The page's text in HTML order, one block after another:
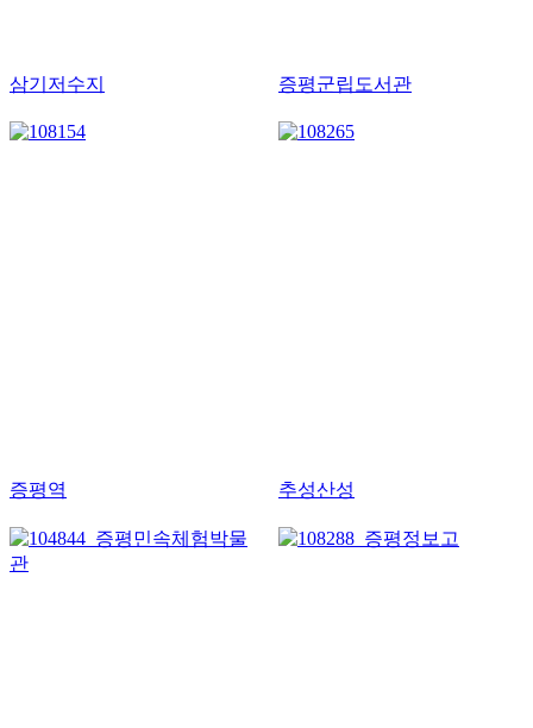
삼기저수지 증평군립도서관
증평역 추성산성